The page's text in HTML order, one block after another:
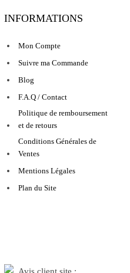
INFORMATIONS
Mon Compte
Suivre ma Commande
Blog
F.A.Q / Contact
Politique de remboursement
et de retours
Conditions Générales de
Ventes
Mentions Légales
Plan du Site